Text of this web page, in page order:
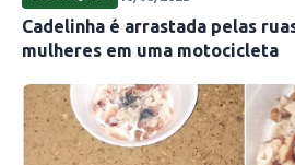
Cadelinha é arrastada pelas
mulheres em uma motocicleta